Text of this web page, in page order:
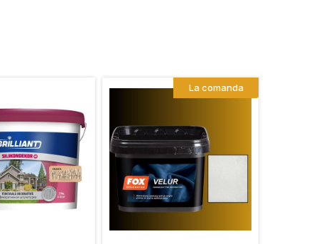
La comanda